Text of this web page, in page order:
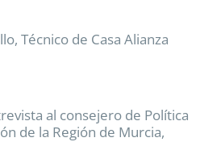
Técnico de Casa Alianza
al consejero de Política
de la Región de Murcia,